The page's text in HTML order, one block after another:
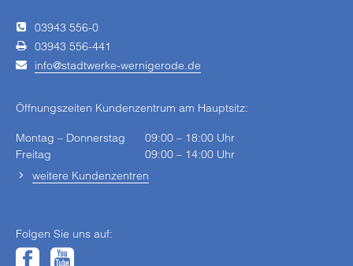
03943 556-0
03943 556-441
info
stadtwerke-wernigerode de
Öffnungszeiten Kundenzentrum am Hauptsitz:
Montag – Donnerstag
09:00 – 18:00 Uhr
Freitag
09:00 – 14:00 Uhr
weitere Kundenzentren
Folgen Sie uns auf: